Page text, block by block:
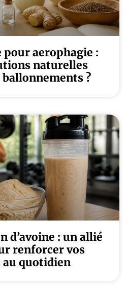
aerophagie :
naturelles
?
d’avoine : un allié
renforcer vos
au quotidien